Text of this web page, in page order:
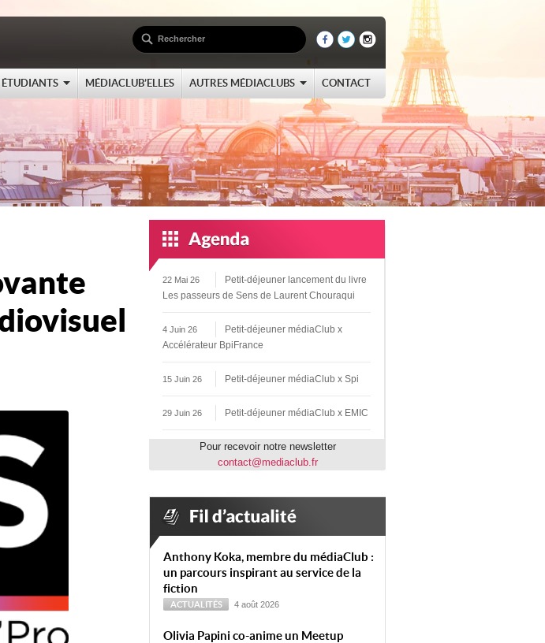
ÉTUDIANTS MÉDIACLUB’ELLES AUTRES MÉDIACLUBS CONTACT
22 Mai 26
Petit-déjeuner lancement du livre
Les passeurs de Sens de Laurent Chouraqui
4 Juin 26
Petit-déjeuner médiaClub x
Accélérateur BpiFrance
15 Juin 26 Petit-déjeuner médiaClub x Spi
29 Juin 26 Petit-déjeuner médiaClub x EMIC
Pour recevoir notre newsletter
contact@mediaclub.fr
Anthony Koka, membre du médiaClub :
un parcours inspirant au service de la
fiction
ACTUALITÉS 4 août 2026
Olivia Papini co-anime un Meetup